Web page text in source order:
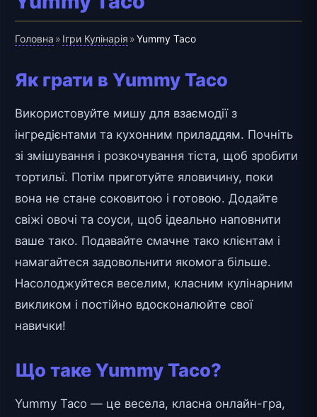
Головна » Ігри Кулінарія »Yummy Taco
Як грати в Yummy Taco
Використовуйте мишу для взаємодії з
інгредієнтами та кухонним приладдям. Почніть
зі змішування і розкочування тіста, щоб зробити
тортильї. Потім приготуйте яловичину, поки
вона не стане соковитою і готовою. Додайте
свіжі овочі та соуси, щоб ідеально наповнити
ваше тако. Подавайте смачне тако клієнтам і
намагайтеся задовольнити якомога більше.
Насолоджуйтеся веселим, класним кулінарним
викликом і постійно вдосконалюйте свої
навички!
Що таке Yummy Taco?
Yummy Taco — це весела, класна онлайн-гра,